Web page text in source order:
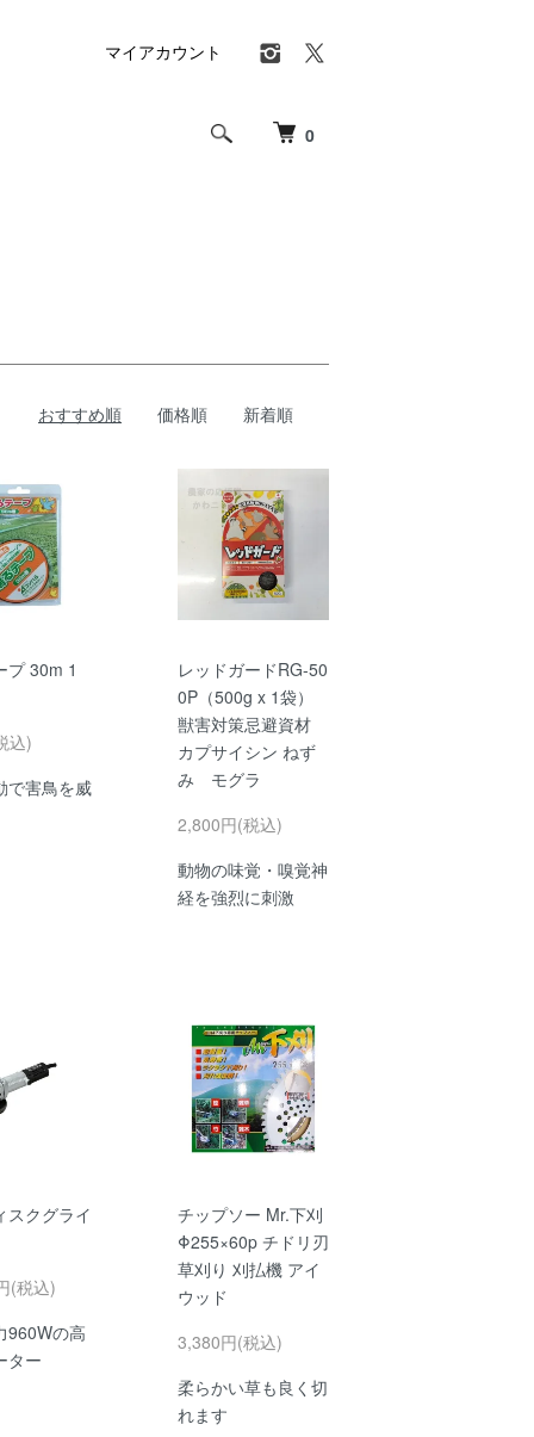
0
マイアカウント
おすすめ順 価格順 新着順
プ 30m 1
込)
で害鳥を威
レッドガードRG-50
0P（500g x 1袋）
獣害対策忌避資材
カプサイシン ねず
み モグラ
2,800円(税込)
動物の味覚・嗅覚神
経を強烈に刺激
スクグライ
(税込)
960Wの高
ター
チップソー Mr.下刈
Φ255×60p チドリ刃
草刈り 刈払機 アイ
ウッド
3,380円(税込)
柔らかい草も良く切
れます